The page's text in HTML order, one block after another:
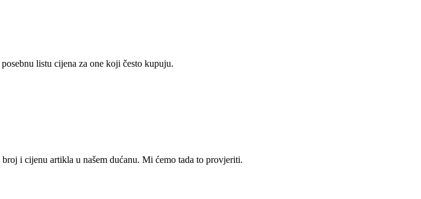
listu cijena za one koji često kupuju.
i cijenu artikla u našem dućanu. Mi ćemo tada to provjeriti.